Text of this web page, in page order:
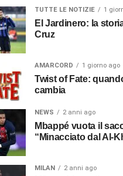
TUTTE LE NOTIZIE 1
El Jardinero: la
Cruz
AMARCORD 1 giorno ago
Twist of Fate:
cambia
NEWS 2 anni ago
Mbappé vuota il
“Minacciato dal Al-
MILAN 2 anni ago